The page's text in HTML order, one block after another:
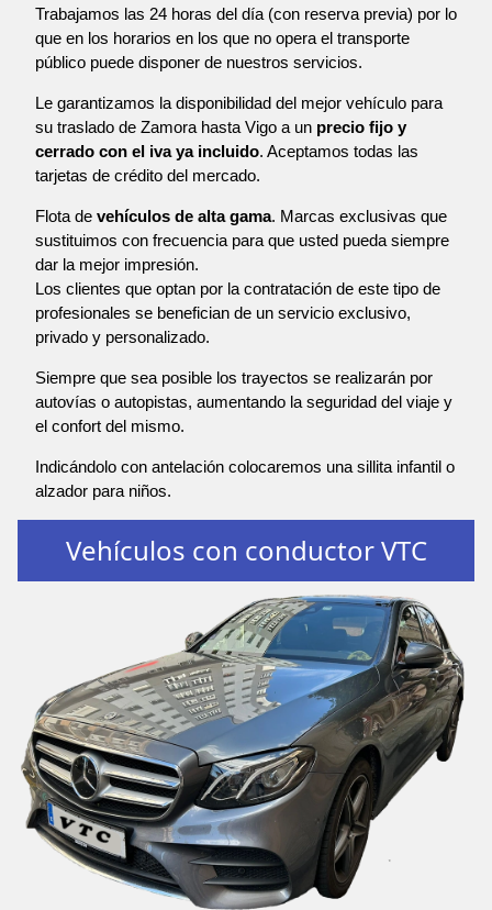
Trabajamos las 24 horas del día (con reserva previa) por lo
que en los horarios en los que no opera el transporte
público puede disponer de nuestros servicios.
Le garantizamos la disponibilidad del mejor vehículo para
su traslado de Zamora hasta Vigo a un precio fijo y
cerrado con el iva ya incluido. Aceptamos todas las
tarjetas de crédito del mercado.
Flota de vehículos de alta gama. Marcas exclusivas que
sustituimos con frecuencia para que usted pueda siempre
dar la mejor impresión.
Los clientes que optan por la contratación de este tipo de
profesionales se benefician de un servicio exclusivo,
privado y personalizado.
Siempre que sea posible los trayectos se realizarán por
autovías o autopistas, aumentando la seguridad del viaje y
el confort del mismo.
Indicándolo con antelación colocaremos una sillita infantil o
alzador para niños.
Vehículos con conductor VTC